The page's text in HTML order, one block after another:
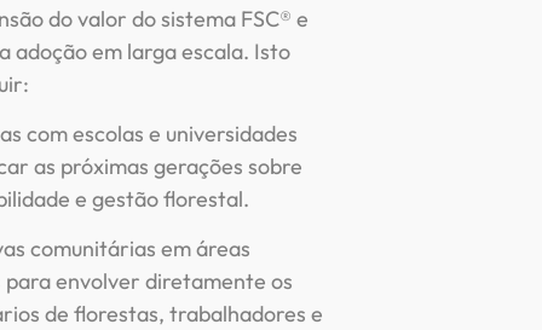
do valor do sistema FSC® e
adoção em larga escala. Isto
com escolas e universidades
as próximas gerações sobre
e gestão florestal.
comunitárias em áreas
envolver diretamente os
de florestas, trabalhadores e